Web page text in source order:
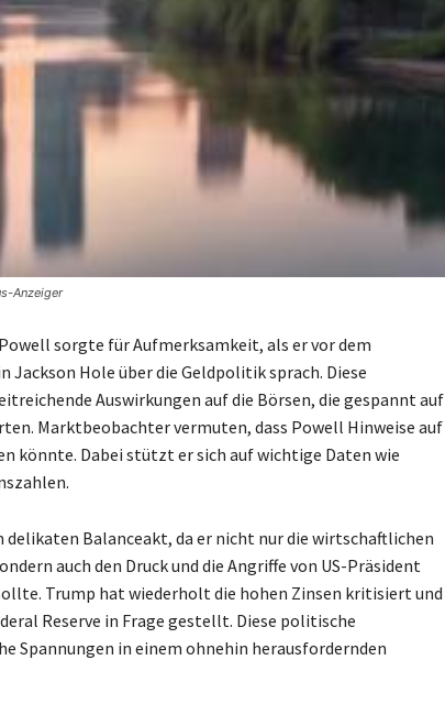
Anzeiger
sorgte für Aufmerksamkeit, als er vor dem
Hole über die Geldpolitik sprach. Diese
Auswirkungen auf die Börsen, die gespannt auf
Marktbeobachter vermuten, dass Powell Hinweise auf
könnte. Dabei stützt er sich auf wichtige Daten wie
Balanceakt, da er nicht nur die wirtschaftlichen
auch den Druck und die Angriffe von US-Präsident
Trump hat wiederholt die hohen Zinsen kritisiert und
Reserve in Frage gestellt. Diese politische
Spannungen in einem ohnehin herausfordernden